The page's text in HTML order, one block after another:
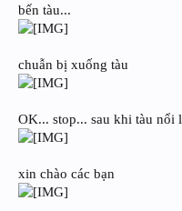
bến tàu...
chuẫn bị xuống tàu
OK... stop... sau khi tàu nổi
xin chào các bạn